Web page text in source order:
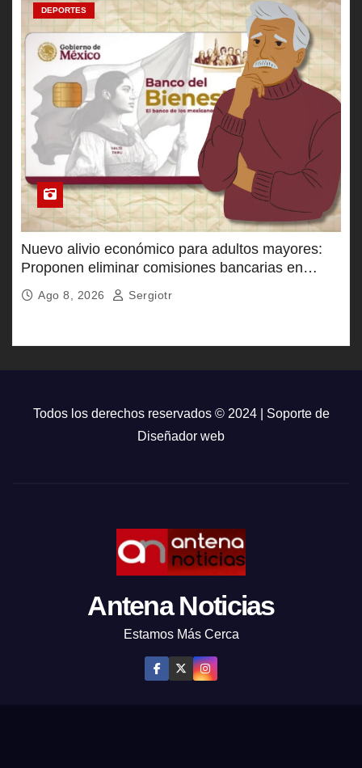
DEPORTES
Nuevo alivio económico para adultos mayores:
Proponen eliminar comisiones bancarias en
Pensión Bienestar
Ago 8, 2026 Sergiotr
Todos los derechos reservados © 2024 | Soporte de
Diseñador web
Antena Noticias
Estamos Más Cerca